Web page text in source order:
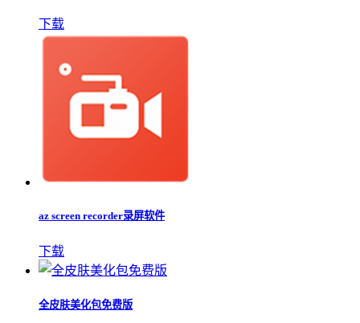
下载
az screen recorder录屏软件
下载
全皮肤美化包免费版